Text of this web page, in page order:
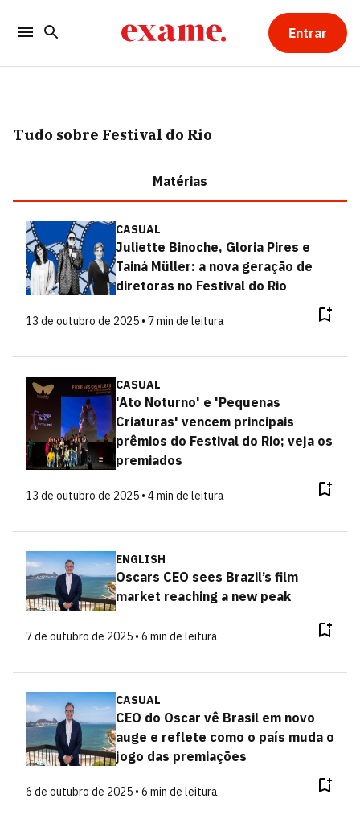
Entrar
Tudo sobre Festival do Rio
Matérias
CASUAL
Juliette Binoche, Gloria Pires e
Tainá Müller: a nova geração de
diretoras no Festival do Rio
13 de outubro de 2025 • 7 min de leitura
CASUAL
'Ato Noturno' e 'Pequenas
Criaturas' vencem principais
prêmios do Festival do Rio; veja os
premiados
13 de outubro de 2025 • 4 min de leitura
ENGLISH
Oscars CEO sees Brazil’s film
market reaching a new peak
7 de outubro de 2025 • 6 min de leitura
CASUAL
CEO do Oscar vê Brasil em novo
auge e reflete como o país muda o
jogo das premiações
6 de outubro de 2025 • 6 min de leitura